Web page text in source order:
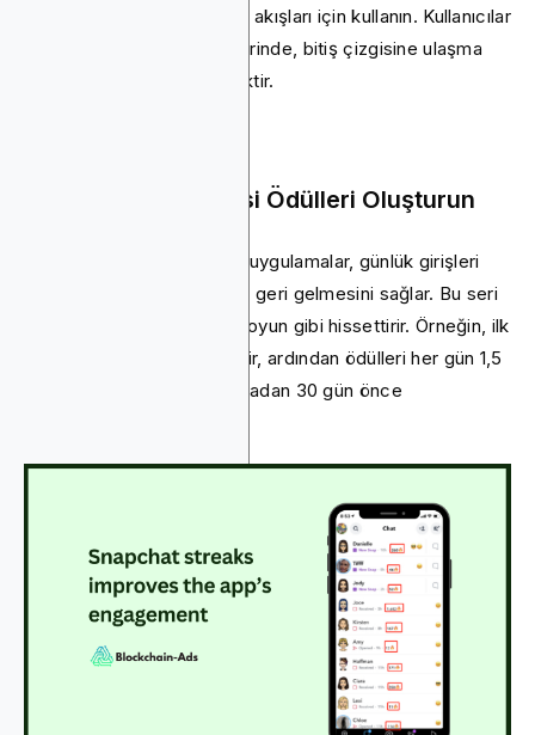
ödeme adımları ve işe alım akışları için kullanın. Kullanıcılar
nerede durduklarını bildiklerinde, bitiş çizgisine ulaşma
olasılıkları çok daha yüksektir.
4. Günlük Giriş Serisi Ödülleri Oluşturun
Snapchat ve Duolingo gibi uygulamalar, günlük girişleri
ödüllendirerek kullanıcıların geri gelmesini sağlar. Bu seri
ödüller, oturum açmayı bir oyun gibi hissettirir. Örneğin, ilk
günde 10 puanla başlayabilir, ardından ödülleri her gün 1,5
kat ile çarpabilir ve sıfırlamadan 30 gün önce